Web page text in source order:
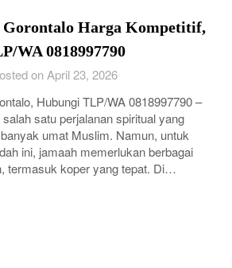
Harga Kompetitif,
WA 0818997790
on April 23, 2026
Hubungi TLP/WA 0818997790 –
satu perjalanan spiritual yang
umat Muslim. Namun, untuk
ini, jamaah memerlukan berbagai
termasuk koper yang tepat. Di…